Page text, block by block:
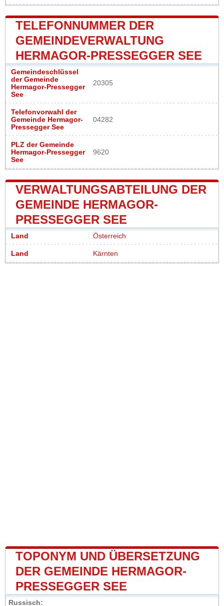
TELEFONNUMMER DER
GEMEINDEVERWALTUNG
HERMAGOR-PRESSEGGER SEE
Gemeindeschlüssel
der Gemeinde
Hermagor-Pressegger
See
20305
Telefonvorwahl der
Gemeinde Hermagor-
Pressegger See
04282
PLZ der Gemeinde
Hermagor-Pressegger
See
9620
VERWALTUNGSABTEILUNG DER
GEMEINDE HERMAGOR-
PRESSEGGER SEE
Land Österreich
Land Kärnten
TOPONYM UND ÜBERSETZUNG
DER GEMEINDE HERMAGOR-
PRESSEGGER SEE
Russisch: